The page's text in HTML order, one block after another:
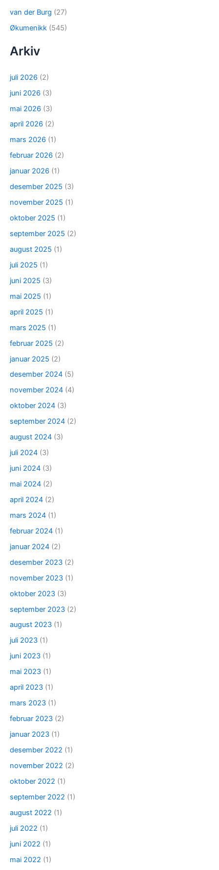
van der Burg (27)
Økumenikk (545)
Arkiv
juli 2026 (2)
juni 2026 (3)
mai 2026 (3)
april 2026 (2)
mars 2026 (1)
februar 2026 (2)
januar 2026 (1)
desember 2025 (3)
november 2025 (1)
oktober 2025 (1)
september 2025 (2)
august 2025 (1)
juli 2025 (1)
juni 2025 (3)
mai 2025 (1)
april 2025 (1)
mars 2025 (1)
februar 2025 (2)
januar 2025 (2)
desember 2024 (5)
november 2024 (4)
oktober 2024 (3)
september 2024 (2)
august 2024 (3)
juli 2024 (3)
juni 2024 (3)
mai 2024 (2)
april 2024 (2)
mars 2024 (1)
februar 2024 (1)
januar 2024 (2)
desember 2023 (2)
november 2023 (1)
oktober 2023 (3)
september 2023 (2)
august 2023 (1)
juli 2023 (1)
juni 2023 (1)
mai 2023 (1)
april 2023 (1)
mars 2023 (1)
februar 2023 (2)
januar 2023 (1)
desember 2022 (1)
november 2022 (2)
oktober 2022 (1)
september 2022 (1)
august 2022 (1)
juli 2022 (1)
juni 2022 (1)
mai 2022 (1)